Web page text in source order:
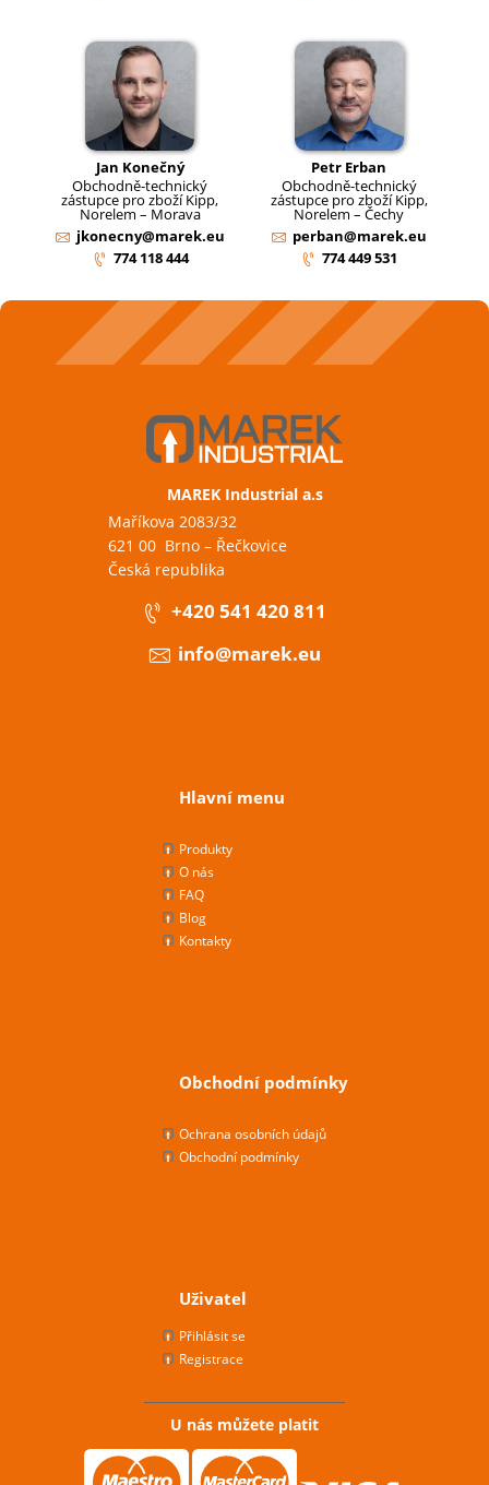
Jan Konečný
Obchodně-technický
zástupce pro zboží Kipp,
Norelem – Morava
jkonecny@marek.eu
774 118 444
Petr Erban
Obchodně-technický
zástupce pro zboží Kipp,
Norelem – Čechy
perban@marek.eu
774 449 531
MAREK Industrial a.s
Maříkova 2083/32
621 00 Brno – Řečkovice
Česká republika
+420 541 420 811
info@marek.eu
Hlavní menu
Produkty
O nás
FAQ
Blog
Kontakty
Obchodní podmínky
Ochrana osobních údajů
Obchodní podmínky
Uživatel
Přihlásit se
Registrace
U nás můžete platit